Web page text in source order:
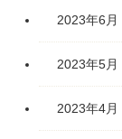
2023年6月
2023年5月
2023年4月